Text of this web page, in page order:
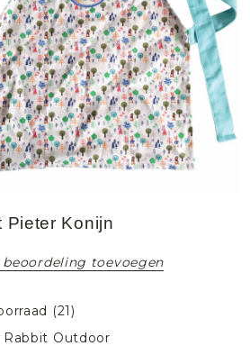
Pieter Konijn
beoordeling toevoegen
(21)
Rabbit Outdoor